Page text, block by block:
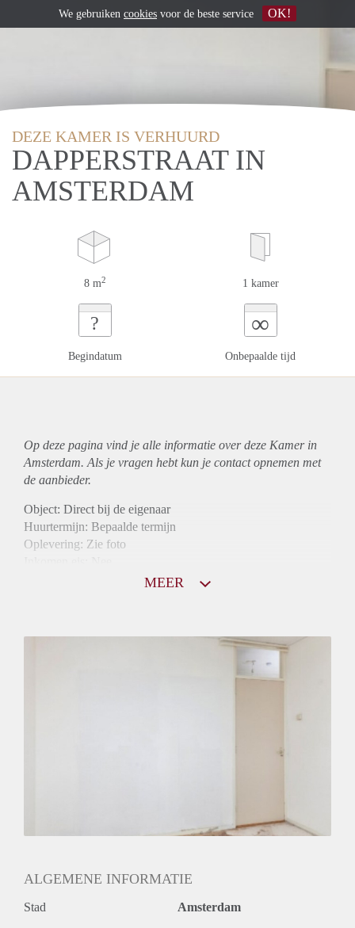
DEZE KAMER IS VERHUURD
DAPPERSTRAAT IN
AMSTERDAM
8 m2 1 kamer
?
Begindatum
∞
Onbepaalde tijd
Op deze pagina vind je alle informatie over deze Kamer in
Amsterdam. Als je vragen hebt kun je contact opnemen met
de aanbieder.
Object: Direct bij de eigenaar
Huurtermijn: Bepaalde termijn
Oplevering: Zie foto
MEER
ALGEMENE INFORMATIE
Stad Amsterdam
We gebruiken cookies voor de beste service OK!